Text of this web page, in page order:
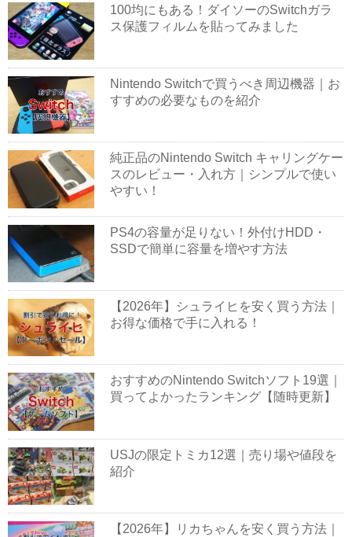
100均にもある！ダイソーのSwitchガラ
ス保護フィルムを貼ってみました
Nintendo Switchで買うべき周辺機器｜お
すすめの必要なものを紹介
純正品のNintendo Switch キャリングケー
スのレビュー・入れ方｜シンプルで使い
やすい！
PS4の容量が足りない！外付けHDD・
SSDで簡単に容量を増やす方法
【2026年】シュライヒを安く買う方法｜
お得な価格で手に入れる！
おすすめのNintendo Switchソフト19選｜
買ってよかったランキング【随時更新】
USJの限定トミカ12選｜売り場や値段を
紹介
【2026年】リカちゃんを安く買う方法｜